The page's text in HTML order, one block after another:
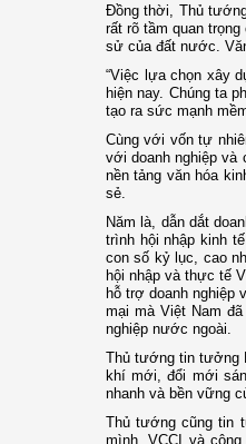
Đồng thời, Thủ
rất rõ tầm quan
sử của đất nước.
“Việc lựa chọn xây
hiện nay. Chúng ta
tạo ra sức mạnh
Cùng với vốn tự
với doanh nghiệp và
nền tảng văn hóa
sẻ.
Năm là, dẫn dắt
trình hội nhập kinh
con số kỷ lục, cao
hội nhập và thực tế
hỗ trợ doanh nghiệp
mại mà Việt Nam
nghiệp nước ngoài.
Thủ tướng tin tưởng
khí mới, đổi mới
nhanh và bền vững
Thủ tướng cũng tin
mình, VCCI và